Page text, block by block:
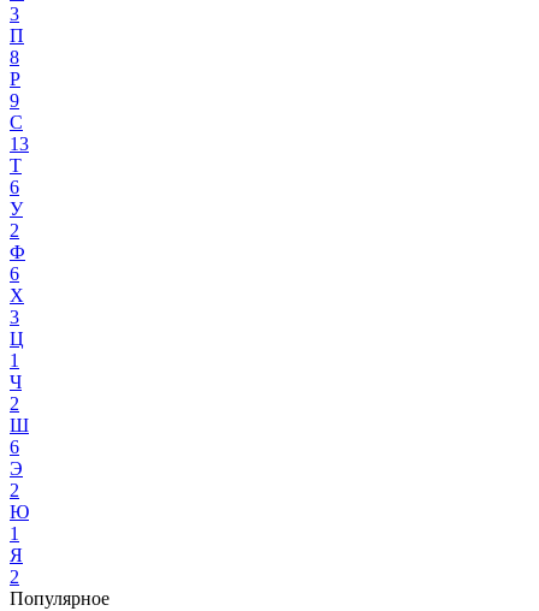
3
П
8
Р
9
С
13
Т
6
У
2
Ф
6
Х
3
Ц
1
Ч
2
Ш
6
Э
2
Ю
1
Я
2
Популярное